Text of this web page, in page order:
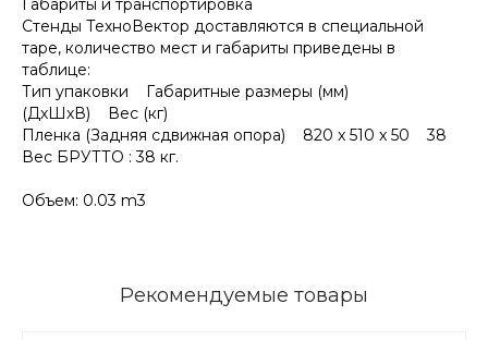
Габариты и транспортировка
Стенды ТехноВектор доставляются в специальной
таре, количество мест и габариты приведены в
таблице:
Тип упаковки Габаритные размеры (мм)
(ДхШхВ) Вес (кг)
Пленка (Задняя сдвижная опора) 820 x 510 x 50 38
Вес БРУТТО : 38 кг.
Объем: 0.03 m3
Рекомендуемые товары